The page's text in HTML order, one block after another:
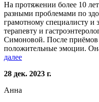
На протяжении более 10
разными проблемами по
грамотному специалисту и
терапевту и
Симоновой. После приёмов
положительные эмоции.
далее
28 дек. 2023 г.
Анна